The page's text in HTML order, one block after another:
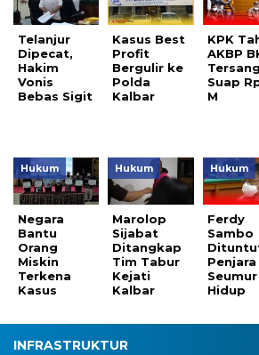
Telanjur
Dipecat,
Hakim
Vonis
Bebas Sigit
Kasus Best
Profit
Bergulir ke
Polda
Kalbar
KPK
AKBP
Suap
M
Hukum
Negara
Bantu
Orang
Miskin
Terkena
Kasus
Hukum
Marolop
Sijabat
Ditangkap
Tim Tabur
Kejati
Kalbar
Hukum
Ferdy
Sambo
Penjara
Seumur
Hidup
INFRASTRUKTUR